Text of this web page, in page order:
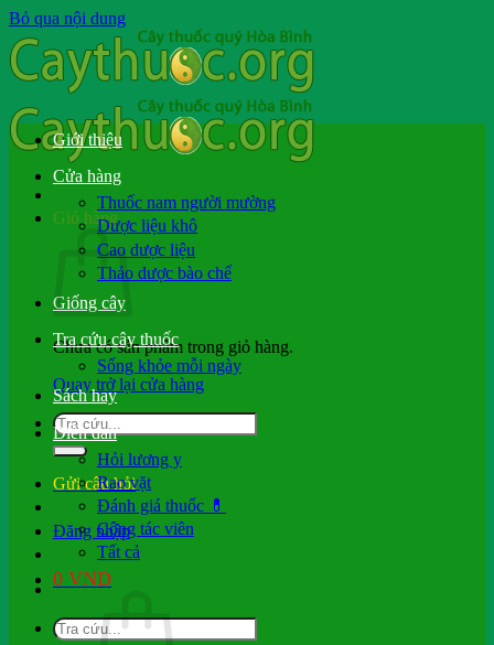
Bỏ qua nội dung
Giỏ hàng
Chưa có sản phẩm trong giỏ hàng.
Quay trở lại cửa hàng
Gửi câu hỏi
Đăng nhập
0 VND
Giới thiệu
Cửa hàng
Thuốc nam người mường
Dược liệu khô
Cao dược liệu
Thảo dược bào chế
Giống cây
Tra cứu cây thuốc
Sống khỏe mỗi ngày
Sách hay
Diễn đàn
Hỏi lương y
Rao vặt
Đánh giá thuốc 💊
Cộng tác viên
Tất cả